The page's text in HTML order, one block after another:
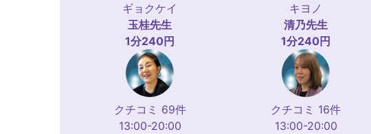
ギョクケイ
玉桂先生
1分240円
クチコミ 69件
13:00-20:00
キヨノ
清乃先生
1分240円
クチコミ 16件
13:00-20:00